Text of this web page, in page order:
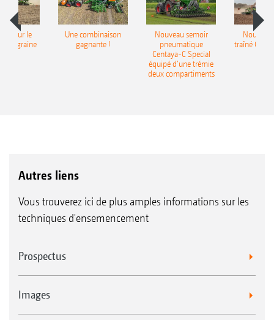
pour le
Une combinaison
gagnante !
Nouveau semoir
pneumatique
Centaya-C Special
équipé d’une trémie
deux compartiments
traîné
Autres liens
Vous trouverez ici de plus amples informations sur les
techniques d'ensemencement
Prospectus
Images